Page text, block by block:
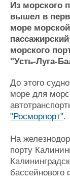
Судостроение
Пульс
Новости
Компании
Репутация
Крюинг
Журнал
Реклама
Конференции
Выставки и
Личности
Словарь
Из морского
вышел в
море
морского
"Усть-Луга-
До этого
море для
"Росморпорт".
На
порту